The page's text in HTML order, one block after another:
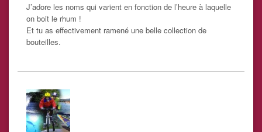
J’adore les noms qui varient en fonction de l’heure à laquelle
on boit le rhum !
Et tu as effectivement ramené une belle collection de
bouteilles.